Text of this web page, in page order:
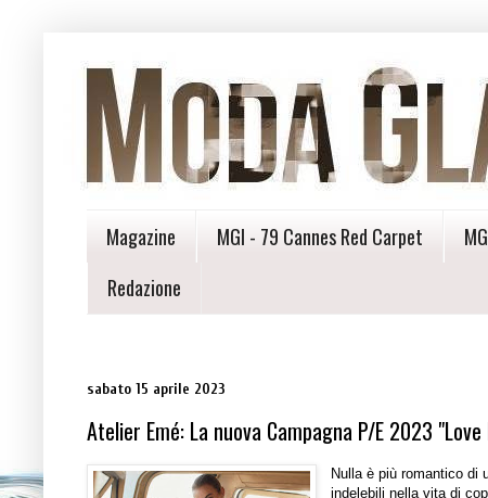
Magazine MGI - 79 Cannes Red Carpet
Redazione
sabato 15 aprile 2023
Atelier Emé: La nuova Campagna P/E 2023
Nulla è più romantico di
indelebili nella vita di